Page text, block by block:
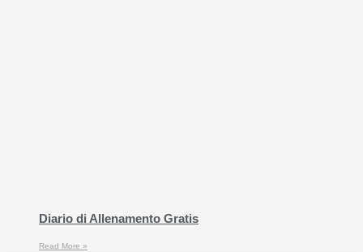
Diario di Allenamento Gratis
Read More »